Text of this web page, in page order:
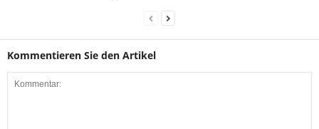
Kommentieren Sie den Artikel